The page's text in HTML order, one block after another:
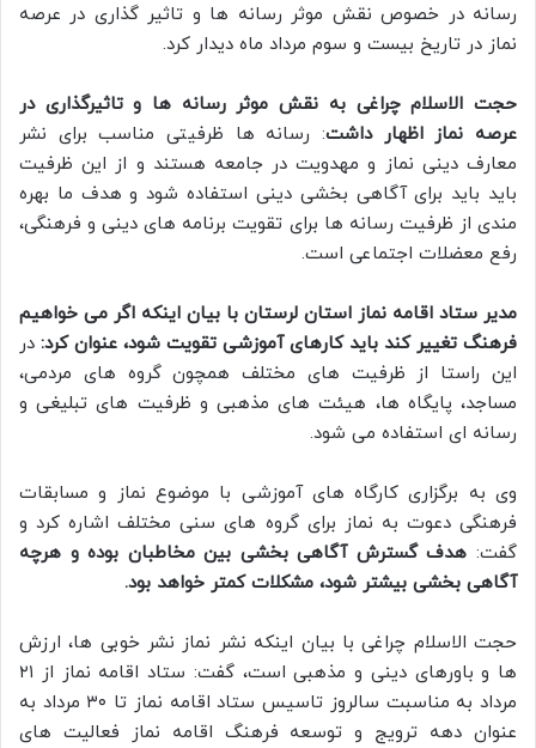
رسانه در خصوص نقش موثر رسانه ها و تاثیر گذاری در عرصه
نماز در تاریخ بیست و سوم مرداد ماه دیدار کرد.
حجت الاسلام چراغی به نقش موثر رسانه ها و تاثیرگذاری در
عرصه نماز اظهار داشت: رسانه ها ظرفیتی مناسب برای نشر
معارف دینی نماز و مهدویت در جامعه هستند و از این ظرفیت
باید باید برای آگاهی بخشی دینی استفاده شود و هدف ما بهره
مندی از ظرفیت رسانه ها برای تقویت برنامه های دینی و فرهنگی،
رفع معضلات اجتماعی است.
مدیر ستاد اقامه نماز استان لرستان با بیان اینکه اگر می خواهیم
فرهنگ تغییر کند باید کارهای آموزشی تقویت شود، عنوان کرد: در
این راستا از ظرفیت های مختلف همچون گروه های مردمی،
مساجد، پایگاه ها، هیئت های مذهبی و ظرفیت های تبلیغی و
رسانه ای استفاده می شود.
وی به برگزاری کارگاه های آموزشی با موضوع نماز و مسابقات
فرهنگی دعوت به نماز برای گروه های سنی مختلف اشاره کرد و
گفت: هدف گسترش آگاهی بخشی بین مخاطبان بوده و هرچه
آگاهی بخشی بیشتر شود، مشکلات کمتر خواهد بود.
حجت الاسلام چراغی با بیان اینکه نشر نماز نشر خوبی ها، ارزش
ها و باورهای دینی و مذهبی است، گفت: ستاد اقامه نماز از ۲۱
مرداد به مناسبت سالروز تاسیس ستاد اقامه نماز تا ۳۰ مرداد به
عنوان دهه ترویج و توسعه فرهنگ اقامه نماز فعالیت های